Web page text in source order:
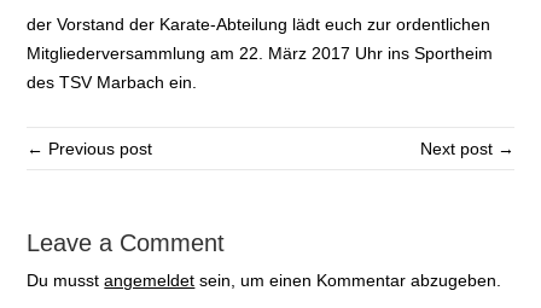
der Vorstand der Karate-Abteilung lädt euch zur ordentlichen
Mitgliederversammlung am 22. März 2017 Uhr ins Sportheim
des TSV Marbach ein.
← Previous post Next post →
Leave a Comment
Du musstangemeldet sein, um einen Kommentar abzugeben.